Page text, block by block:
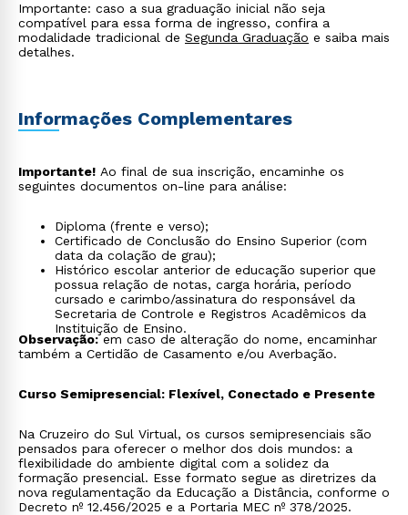
Importante: caso a sua graduação inicial não seja
compatível para essa forma de ingresso, confira a
modalidade tradicional de Segunda Graduação e saiba mais
detalhes.
Informações Complementares
Importante! Ao final de sua inscrição, encaminhe os
seguintes documentos on-line para análise:
Diploma (frente e verso);
Certificado de Conclusão do Ensino Superior (com
data da colação de grau);
Histórico escolar anterior de educação superior que
possua relação de notas, carga horária, período
cursado e carimbo/assinatura do responsável da
Secretaria de Controle e Registros Acadêmicos da
Instituição de Ensino.
Observação:em caso de alteração do nome, encaminhar
também a Certidão de Casamento e/ou Averbação.
Curso Semipresencial: Flexível, Conectado e Presente
Na Cruzeiro do Sul Virtual, os cursos semipresenciais são
pensados para oferecer o melhor dos dois mundos: a
flexibilidade do ambiente digital com a solidez da
formação presencial. Esse formato segue as diretrizes da
nova regulamentação da Educação a Distância, conforme o
Decreto nº 12.456/2025 e a Portaria MEC nº 378/2025.